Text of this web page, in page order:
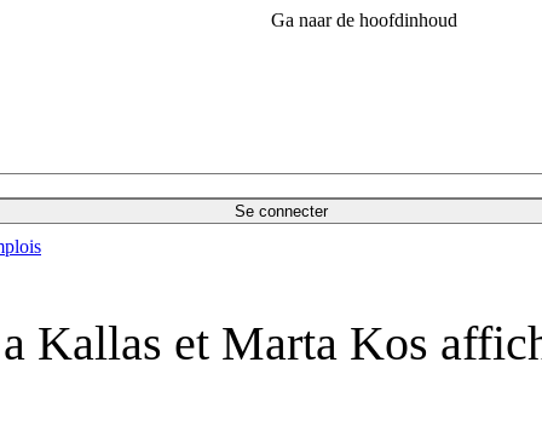
Ga naar de hoofdinhoud
Se connecter
Kallas et Marta Kos